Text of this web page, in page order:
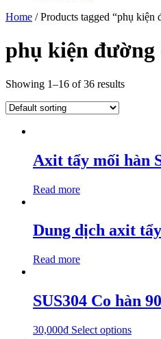
Home / Products tagged “phụ
phụ kiện
Showing 1–16 of 36 results
Axit tẩy mối hàn
Read more
Dung dịch axit
Read more
SUS304 Co hàn
30,000₫ Select options